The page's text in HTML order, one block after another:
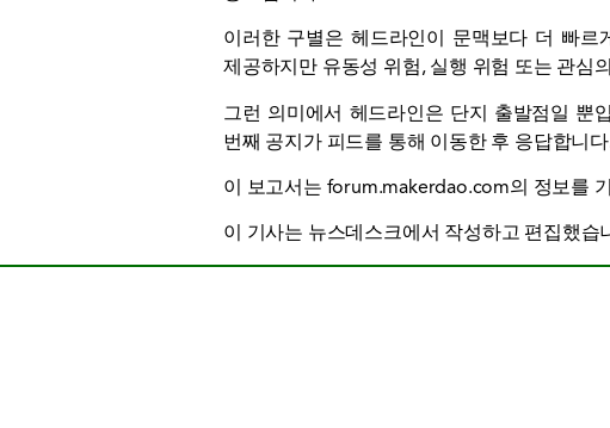
이러한 구별은 헤드라인이 문맥보다 더 빠
제공하지만 유동성 위험, 실행 위험 또는 관심
그런 의미에서 헤드라인은 단지 출발점일 뿐
번째 공지가 피드를 통해 이동한 후 응답합니
이 보고서는 forum.makerdao.com의 정보를
이 기사는 뉴스데스크에서 작성하고 편집했습